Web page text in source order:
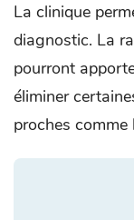
La clinique
diagnostic. La
pourront
éliminer
proches comme